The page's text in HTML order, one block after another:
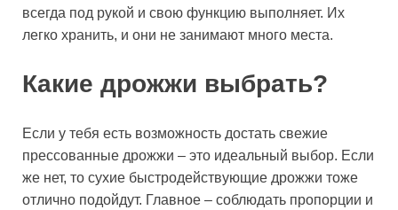
всегда под рукой и свою функцию выполняет. Их
легко хранить, и они не занимают много места.
Какие дрожжи выбрать?
Если у тебя есть возможность достать свежие
прессованные дрожжи – это идеальный выбор. Если
же нет, то сухие быстродействующие дрожжи тоже
отлично подойдут. Главное – соблюдать пропорции и